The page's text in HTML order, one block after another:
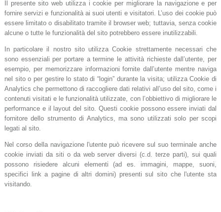
Il presente sito web utilizza i cookie per migliorare la navigazione e per
fornire servizi e funzionalità ai suoi utenti e visitatori. L’uso dei cookie può
essere limitato o disabilitato tramite il browser web; tuttavia, senza cookie
alcune o tutte le funzionalità del sito potrebbero essere inutilizzabili.
In particolare il nostro sito utilizza Cookie strettamente necessari che
sono essenziali per portare a termine le attività richieste dall’utente, per
esempio, per memorizzare informazioni fornite dall’utente mentre naviga
nel sito o per gestire lo stato di “login” durante la visita; utilizza Cookie di
Analytics che permettono di raccogliere dati relativi all’uso del sito, come i
contenuti visitati e le funzionalità utilizzate, con l’obbiettivo di migliorare le
performance e il layout del sito. Questi cookie possono essere inviati dal
fornitore dello strumento di Analytics, ma sono utilizzati solo per scopi
legati al sito.
Nel corso della navigazione l'utente può ricevere sul suo terminale anche
cookie inviati da siti o da web server diversi (c.d. terze parti), sui quali
possono risiedere alcuni elementi (ad es. immagini, mappe, suoni,
specifici link a pagine di altri domini) presenti sul sito che l'utente sta
visitando.